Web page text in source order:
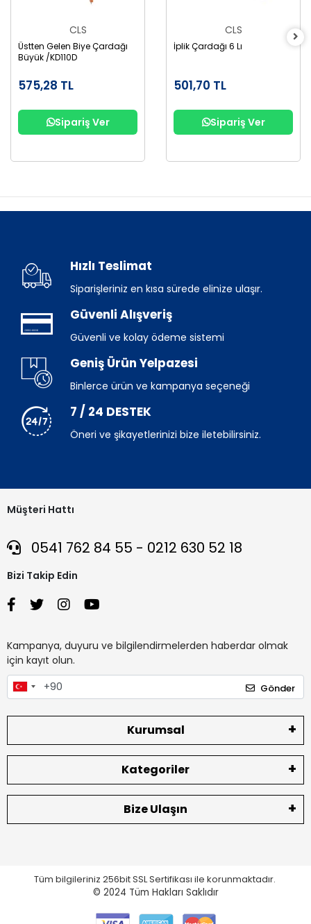
CLS
Üstten Gelen Biye Çardağı
Büyük /KD110D
575,28 TL
Sipariş Ver
CLS
İplik Çardağı 6 Lı
501,70 TL
Sipariş Ver
Hızlı Teslimat
Siparişleriniz en kısa sürede elinize ulaşır.
Güvenli Alışveriş
Güvenli ve kolay ödeme sistemi
Geniş Ürün Yelpazesi
Binlerce ürün ve kampanya seçeneği
7 / 24 DESTEK
Öneri ve şikayetlerinizi bize iletebilirsiniz.
Müşteri Hattı
0541 762 84 55 - 0212 630 52 18
Bizi Takip Edin
Kampanya, duyuru ve bilgilendirmelerden haberdar olmak
için kayıt olun.
Gönder
Kurumsal
Kategoriler
Bize Ulaşın
Tüm bilgileriniz 256bit SSL Sertifikası ile korunmaktadır.
© 2024 Tüm Hakları Saklıdır